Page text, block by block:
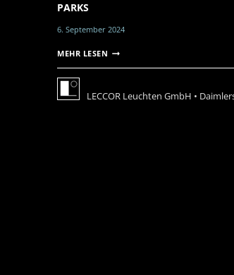
PARKS
6. September 2024
MEHR LESEN POLLER-
FÜR
LECCOR Leuchten GmbH •